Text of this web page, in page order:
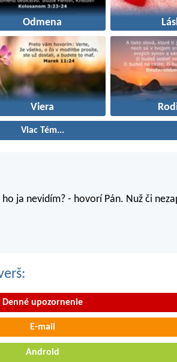
Odmena
Viera
Viac Tém...
ja nevidím? - hovorí Pán. Nuž či
Denné upozornenie
E-mail
Android